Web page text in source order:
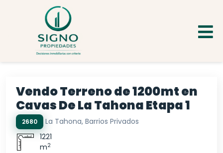
Vendo Terreno de 1200mt en
Cavas De La Tahona Etapa 1
2680
La Tahona, Barrios Privados
1221
m2